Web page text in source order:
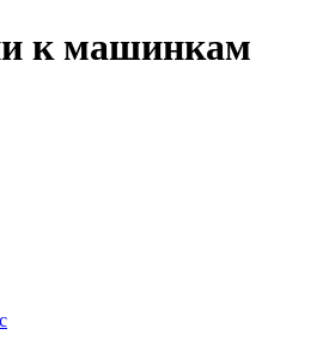
к машинкам